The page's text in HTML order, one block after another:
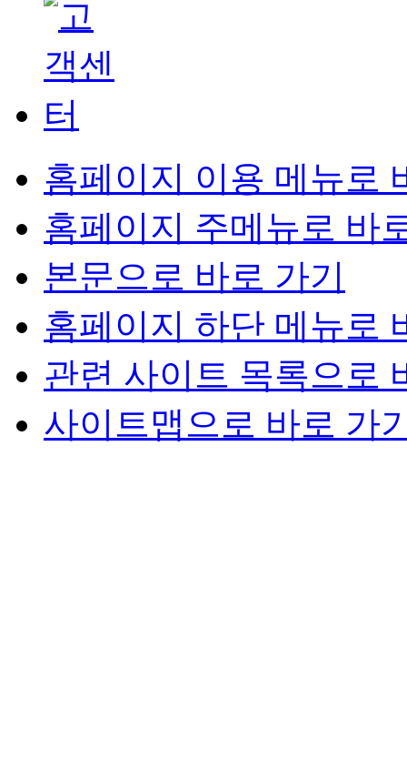
홈페이지 이용 메뉴로
홈페이지 주메뉴로 바
본문으로 바로 가기
홈페이지 하단 메뉴로
관련 사이트 목록으로
사이트맵으로 바로 가